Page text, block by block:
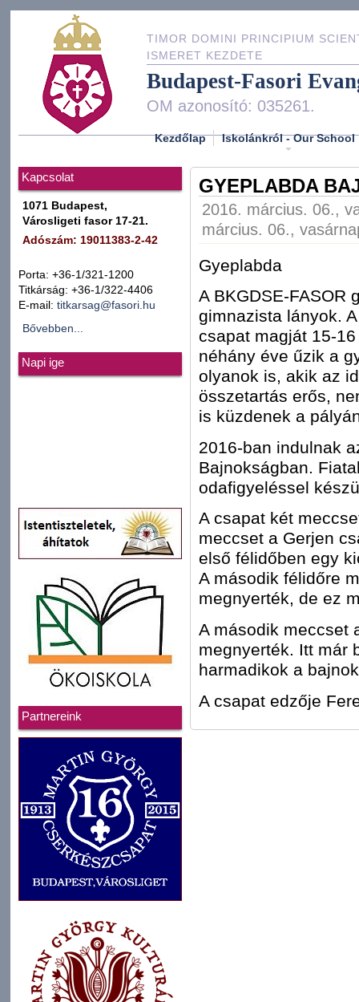
TIMOR DOMINI PRINCIPIUM
ISMERET KEZDETE
Budapest-Fasori
OM azonosító: 035261.
Kezdőlap Iskolánkról - Our School
Kapcsolat
1071 Budapest,
Városligeti fasor 17-21.
Adószám: 19011383-2-42
Porta: +36-1/321-1200
Titkárság: +36-1/322-4406
E-mail: titkarsag@fasori.hu
Bővebben...
Napi ige
Partnereink
GYEPLABDA
2016. március. 06.,
március. 06.,
Gyeplabda
A BKGDSE-FASOR
gimnazista lányok.
csapat magját 15-
néhány éve űzik a
olyanok is, akik az
összetartás erős,
is küzdenek a
2016-ban indulnak
Bajnokságban.
odafigyeléssel
A csapat két
meccset a Gerjen
első félidőben egy
A második félidőre
megnyerték, de ez
A második meccset
megnyerték. Itt már
harmadikok a
A csapat edzője